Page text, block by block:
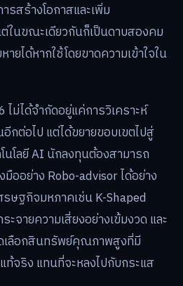
รสร้างโอกาสและเพิ่ม
ในขณะเดียวกันก็เป็นดาบสองคม
ยได้หากใช้โดยขาดความเข้าใจใน
ไม่ได้จำกัดอยู่แค่การวิเคราะห์
กต่อไป แต่ได้ขยายขอบเขตไปสู่
นโลยี AI นักลงทุนต้องสามารถ
มืออย่าง Robo-advisor ได้อย่าง
รษฐกิจมหภาคเช่น K-Shaped
ะจายความเสี่ยงอย่างเข้มงวด และ
เลือกสินทรัพย์คุณภาพสูงที่มี
ท้จริง แทนที่จะหลงไปกับกระแส